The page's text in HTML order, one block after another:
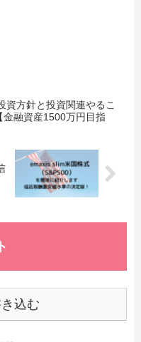
資方針と投資関連やるこ
金融資産1500万円目指
込む